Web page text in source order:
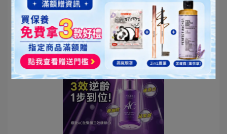
【公告】本島宅配免運門檻調
整說明（2026/3/1 起生效）
2026-02-26